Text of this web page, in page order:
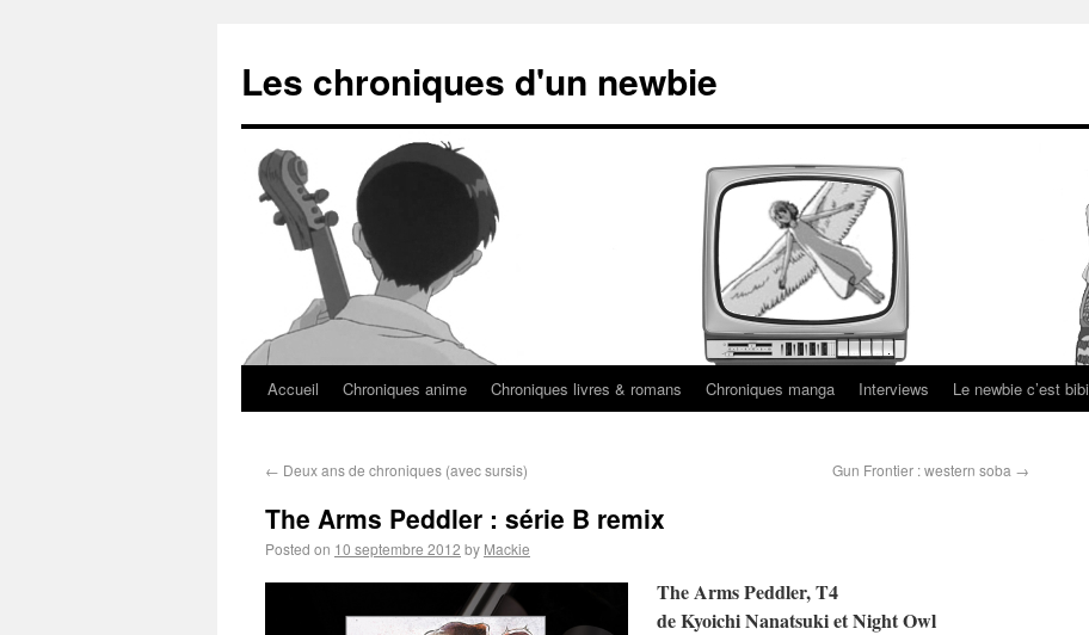
Les chroniques d'un newbie
Accueil Chroniques anime Chroniques livres & romans Chroniques manga Interviews Le newbie c’est bibi
← Deux ans de chroniques (avec sursis) Gun Frontier : western soba →
The Arms Peddler : série B remix
Posted on 10 septembre 2012 by Mackie
The Arms Peddler, T4
de Kyoichi Nanatsuki et Night Owl